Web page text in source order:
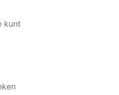
kunt